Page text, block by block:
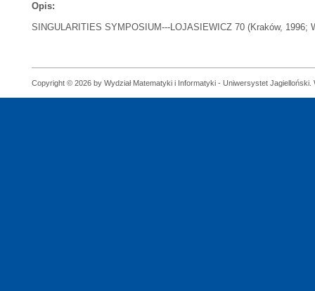
Opis:
SINGULARITIES SYMPOSIUM---LOJASIEWICZ 70 (Kraków,
Copyright © 2026 by Wydział Matematyki i Informatyki - Uniwersystet